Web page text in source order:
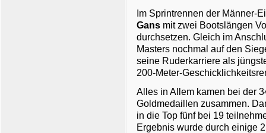
Im Sprintrennen der Männer-
Gans mit zwei Bootslängen
durchsetzen. Gleich im
Masters nochmal auf den
seine Ruderkarriere als
200-Meter-
Alles in Allem kamen bei der
Goldmedaillen zusammen.
in die Top fünf bei 19
Ergebnis wurde durch einige